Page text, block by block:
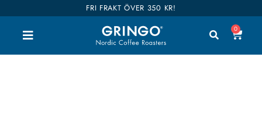
FRI FRAKT ÖVER 350 KR!
0